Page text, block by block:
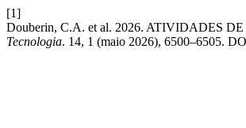
[1]
Douberin, C.A. et al. 2026. ATIVIDADES
Tecnologia. 14, 1 (maio 2026), 6500–6505.